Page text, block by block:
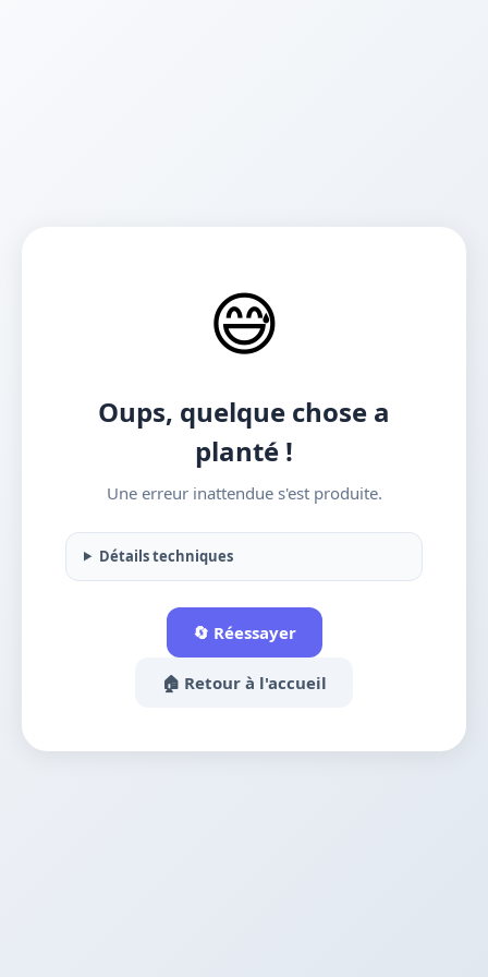
😅
Oups, quelque chose a
planté !
Une erreur inattendue s'est produite.
Détails techniques
🔄 Réessayer
🏠 Retour à l'accueil